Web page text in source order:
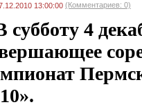
13:00:00 (Комментариев: 0)
субботу 4